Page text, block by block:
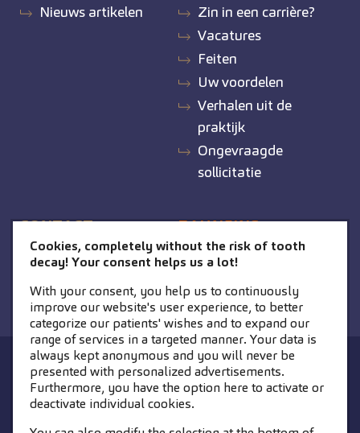
Nieuws artikelen
Zin in een carrière?
Vacatures
Feiten
Uw voordelen
Verhalen uit de
praktijk
Ongevraagde
sollicitatie
CONTACT ZAHNEINS
zahneins.com
STARTPAGINA
CONTACT
COOKIE-INSTELLINGEN
COLOFON
PRIVACYVERKLARING
Cookies, completely without the risk of tooth
decay! Your consent helps us a lot!
With your consent, you help us to continuously
improve our website's user experience, to better
categorize our patients' wishes and to expand our
range of services in a targeted manner. Your data is
always kept anonymous and you will never be
presented with personalized advertisements.
Furthermore, you have the option here to activate or
deactivate individual cookies.